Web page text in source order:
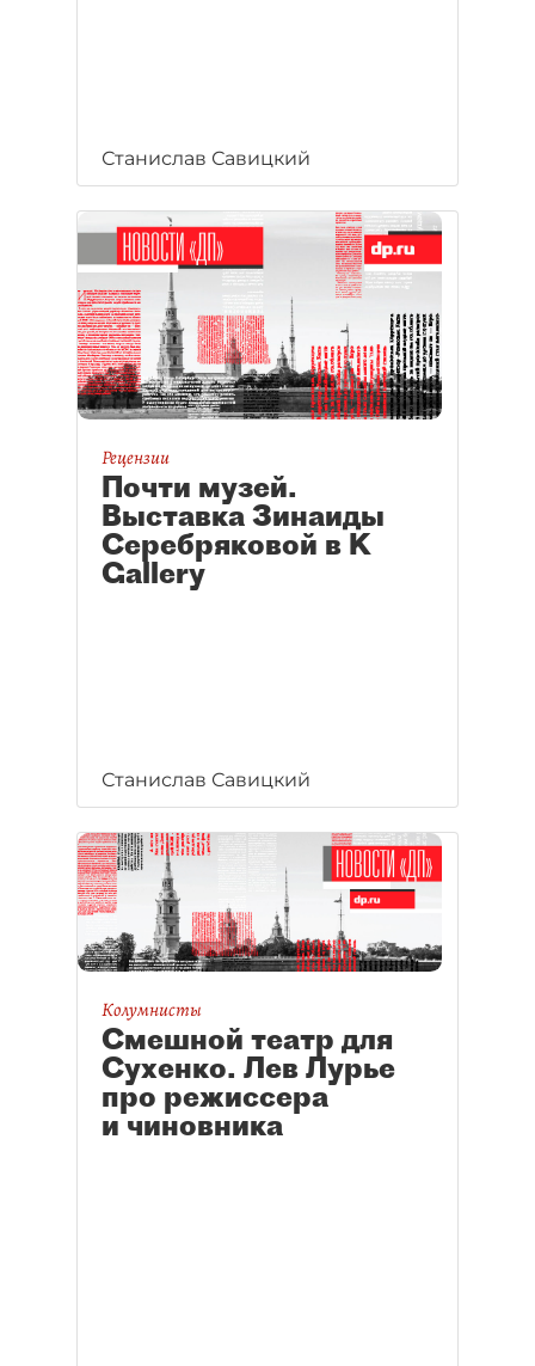
Станислав Савицкий
Рецензии
Почти музей.
Выставка Зинаиды
Серебряковой в K
Gallery
Станислав Савицкий
Колумнисты
Смешной театр для
Сухенко. Лев Лурье
про режиссера
и чиновника